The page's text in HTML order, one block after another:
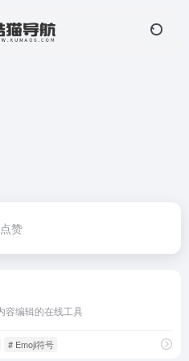
点赞
容编辑的在线工具
# Emoji符号